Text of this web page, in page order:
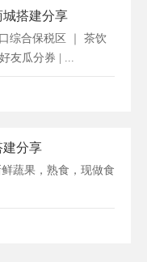
搭建分享
综合保税区 ｜ 茶饮
友瓜分券 | ...
建分享
蔬果，熟食，现做食